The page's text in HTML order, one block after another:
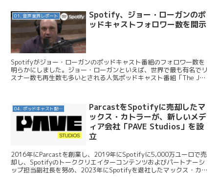
01. 音声業界レポート
Spotify、ジョー・ローガンのポ
ッドキャストフォロワー数を開示
Spotifyがジョー・ローガンのポッドキャスト番組のフォロワー数を
明らかにしました。ジョー・ローガンといえば、世界で最も有名でリ
スナー数も再生数も多いとされる人気ポッドキャスト番組「The Joe
04. ポッドキャスト配信・制作等
ParcastをSpotifyに売却したマ
ックス・カトラーが、新しいメデ
ィア会社「PAVE Studios」を設
立
2016年にParcastを創業し、2019年にSpotifyに5,000万ユーロで売
却し、Spotifyのトーククリエイターコンテンツおよびパートナーシ
ップ担当副社長を努め、2023年にSpotifyを退社したマックス・カト